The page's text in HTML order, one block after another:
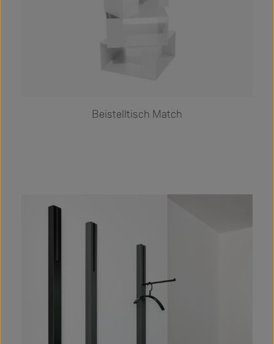
Beistelltisch Match